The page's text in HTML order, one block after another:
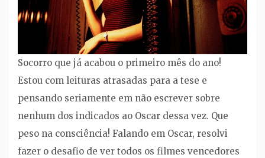
Socorro que já acabou o primeiro mês do ano!
Estou com leituras atrasadas para a tese e
pensando seriamente em não escrever sobre
nenhum dos indicados ao Oscar dessa vez. Que
peso na consciência! Falando em Oscar, resolvi
fazer o desafio de ver todos os filmes vencedores